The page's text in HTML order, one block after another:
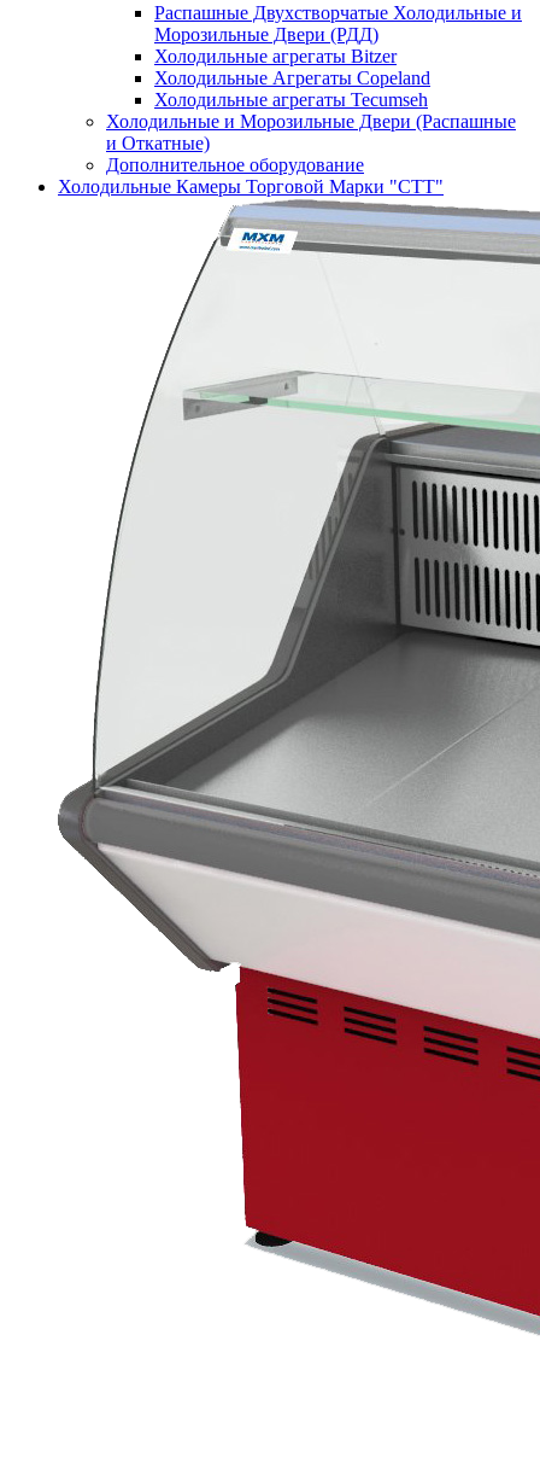
Распашные Двухстворчатые Холодильные и
Морозильные Двери (РДД)
Холодильные агрегаты Bitzer
Холодильные Агрегаты Copeland
Холодильные агрегаты Tecumseh
Холодильные и Морозильные Двери (Распашные
и Откатные)
Дополнительное оборудование
Холодильные Камеры Торговой Марки "СТТ"